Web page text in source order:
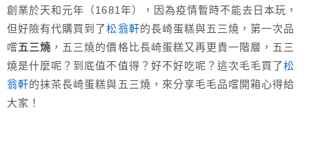
創業於天和元年（1681年），因為疫情暫時不能去日本玩，
但好險有代購買到了松翁軒的長崎蛋糕與五三燒，第一次品
嚐五三燒 ，五三燒的價格比長崎蛋糕又再更貴一階層，五三
燒是什麼呢？到底值不值得？好不好吃呢？這次毛毛買了松
翁軒的抹茶長崎蛋糕與五三燒，來分享毛毛品嚐開箱心得給
大家！